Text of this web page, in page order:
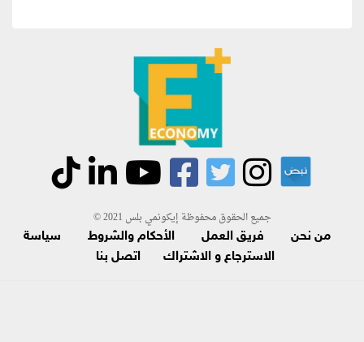
جميع الحقوق محفوظة إيكونمي بلس 2021 ©
من نحن فريق العمل الأحكام والشروط
سياسة
الاسترجاع و الاشتراك
اتصل بنا